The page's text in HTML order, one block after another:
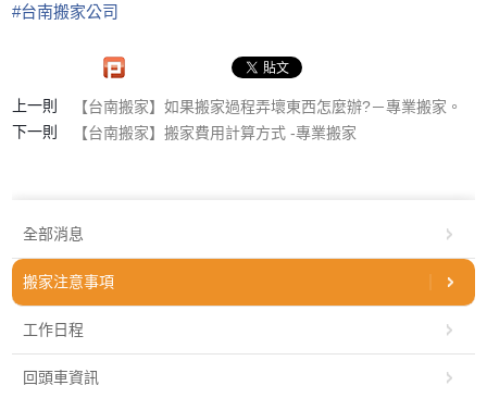
#台南搬家公司
上一則
【台南搬家】如果搬家過程弄壞東西怎麼辦?－專業搬家。
下一則
【台南搬家】搬家費用計算方式 -專業搬家
全部消息
搬家注意事項
工作日程
回頭車資訊